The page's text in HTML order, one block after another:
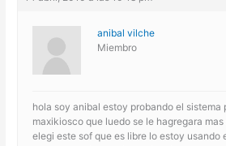
anibal vilche
Miembro
hola soy anibal estoy probando el sistema
maxikiosco que luedo se le hagregara
elegi este sof que es libre lo estoy usando